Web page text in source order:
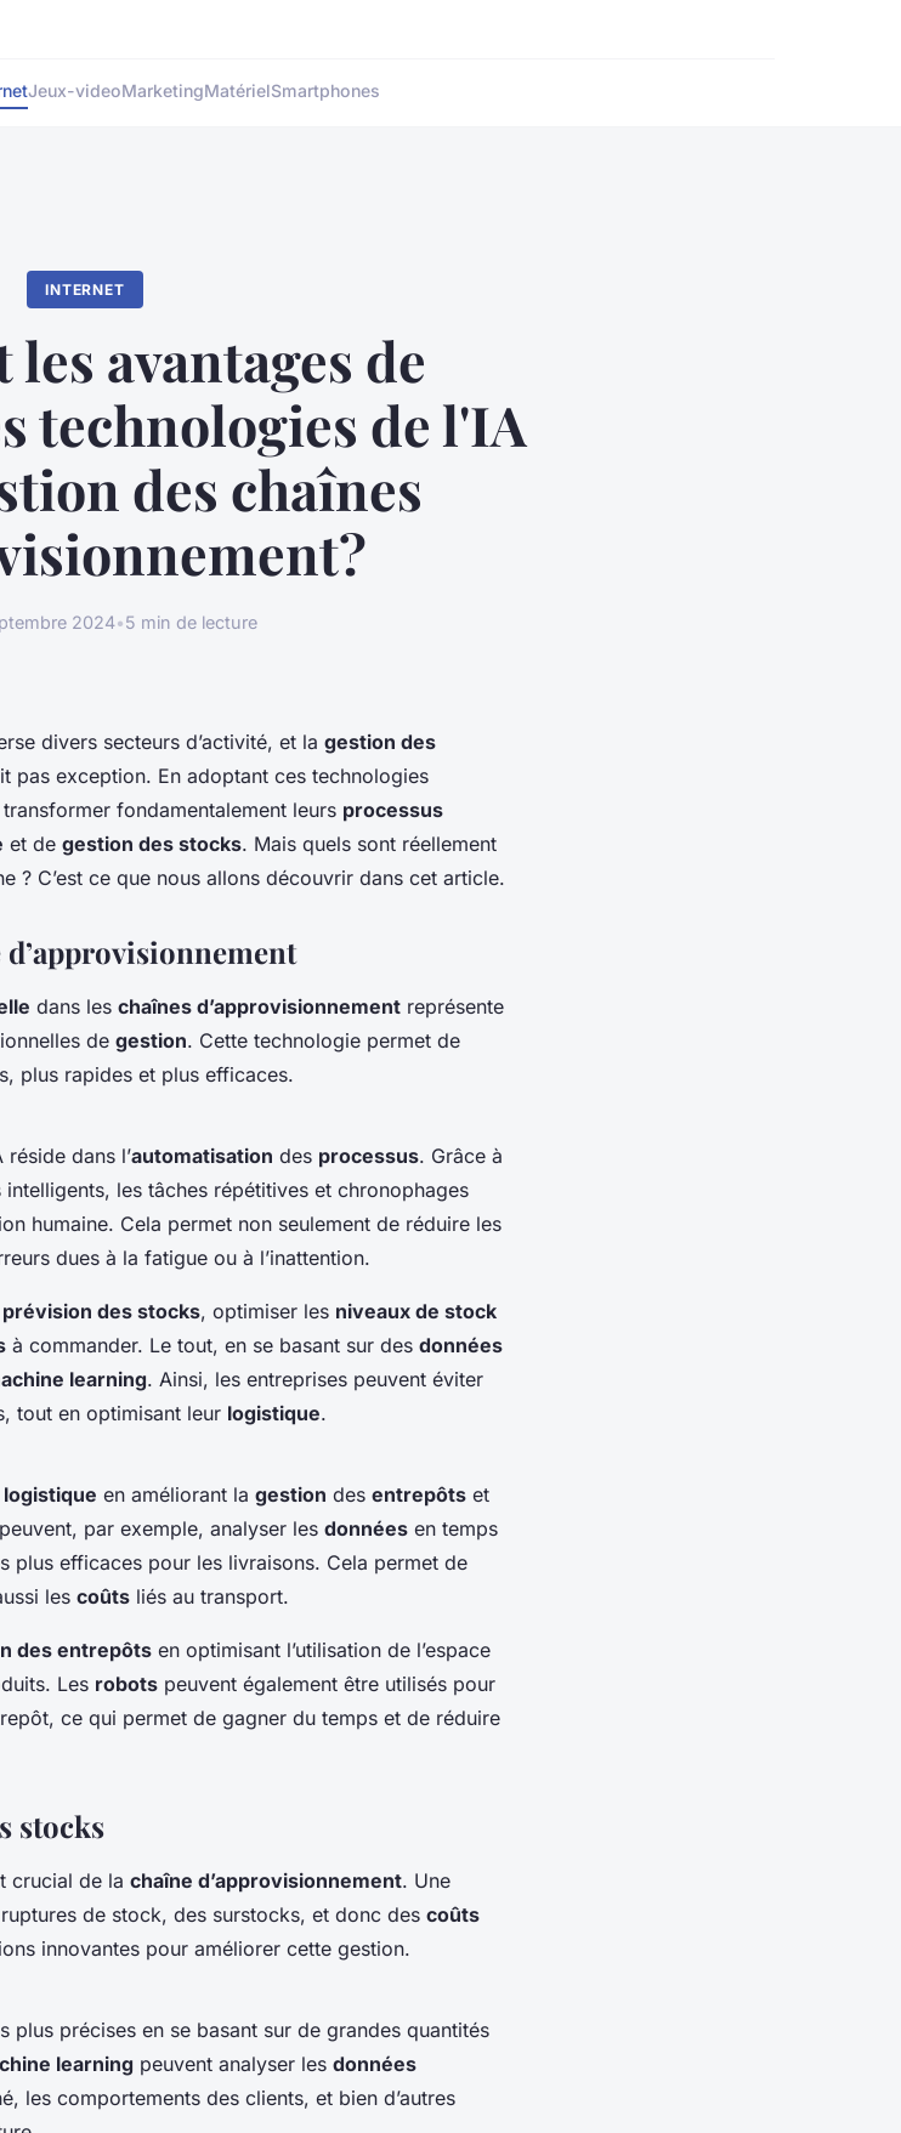
Jeux-videoMarketingMatérielSmartphones
INTERNET
avantages de
technologies de l'IA
des chaînes
2024•5 min de lecture
divers secteurs d’activité, et la gestion des
pas exception. En adoptant ces technologies
fondamentalement leurs processus
et de gestion des stocks. Mais quels sont réellement
? C’est ce que nous allons découvrir dans cet article.
dans les chaînes d’approvisionnement représente
de gestion. Cette technologie permet de
plus rapides et plus efficaces.
réside dans l’automatisation des processus. Grâce à
intelligents, les tâches répétitives et chronophages
humaine. Cela permet non seulement de réduire les
dues à la fatigue ou à l’inattention.
prévision des stocks, optimiser les niveaux de stock
à commander. Le tout, en se basant sur des données
learning. Ainsi, les entreprises peuvent éviter
tout en optimisant leur logistique.
logistique en améliorant la gestion des entrepôts et
peuvent, par exemple, analyser les données en temps
plus efficaces pour les livraisons. Cela permet de
les coûts liés au transport.
des entrepôts en optimisant l’utilisation de l’espace
Les robots peuvent également être utilisés pour
ce qui permet de gagner du temps et de réduire
stocks
crucial de la chaîne d’approvisionnement. Une
de stock, des surstocks, et donc des coûts
innovantes pour améliorer cette gestion.
plus précises en se basant sur de grandes quantités
learning peuvent analyser les données
les comportements des clients, et bien d’autres